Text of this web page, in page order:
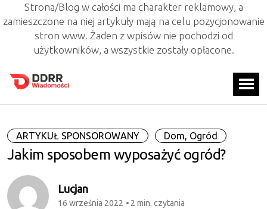
Strona/Blog w całości ma charakter reklamowy, a
zamieszczone na niej artykuły mają na celu pozycjonowanie
stron www. Żaden z wpisów nie pochodzi od
użytkowników, a wszystkie zostały opłacone.
ARTYKUŁ SPONSOROWANY Dom, Ogród
Jakim sposobem wyposażyć ogród?
Lucjan
16 września 2022 2 min. czytania